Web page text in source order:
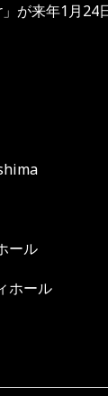
が来年1月24
ール
ホール